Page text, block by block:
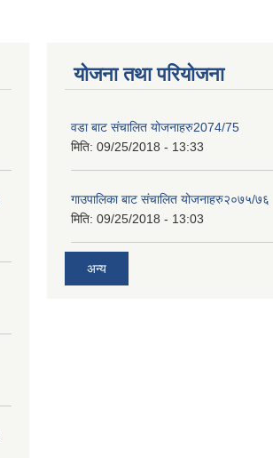
योजना तथा परियोजना
वडा बाट संचालित योजनाहरु2074/75
मिति: 09/25/2018 - 13:33
गाउपालिका बाट संचालित योजनाहरु२०७५/७६
मिति: 09/25/2018 - 13:03
अन्य